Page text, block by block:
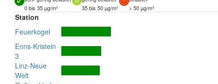
0 bis 35 µg/m³
35 bis 50 µg/m³ > 50 µg/m³
Station
Feuerkogel
Enns-Kristein
3
Linz-Neue
Welt